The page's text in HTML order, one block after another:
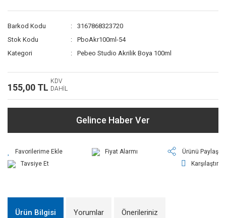
Barkod Kodu
3167868323720
Stok Kodu
PboAkr100ml-54
Kategori
Pebeo Studio Akrilik Boya 100ml
155,00 TL
KDV
DAHİL
Gelince Haber Ver
Fiyat Alarmı
Ürünü Paylaş
Tavsiye Et
Karşılaştır
Ürün Bilgisi Yorumlar Önerileriniz